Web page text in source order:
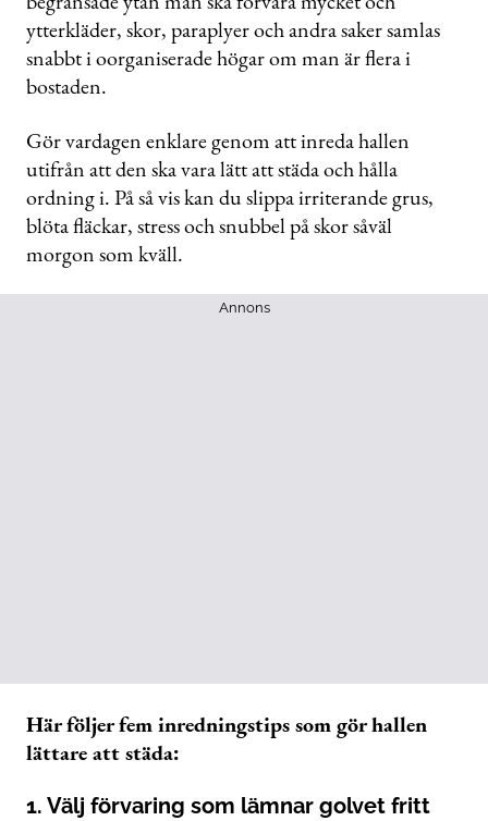
20
seconds
ytterkläder, skor, paraplyer och andra saker samlas
snabbt i oorganiserade högar om man är flera i
bostaden.
Gör vardagen enklare genom att inreda hallen
utifrån att den ska vara lätt att städa och hålla
ordning i. På så vis kan du slippa irriterande grus,
blöta fläckar, stress och snubbel på skor såväl
morgon som kväll.
Annons
Här följer fem inredningstips som gör hallen
lättare att städa:
1. Välj förvaring som lämnar golvet fritt